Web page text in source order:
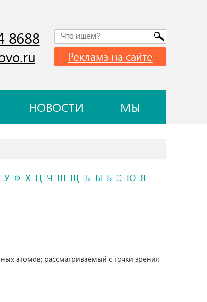
8688
Реклама на сайте
НОВОСТИ МЫ
У Ф Х Ц Ч Ш Щ Ъ Ы Ь Э Ю Я
атомов; рассматриваемый с точки зрения